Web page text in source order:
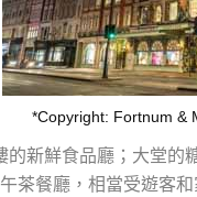
*Copyright: Fortnum &
新鮮食品廳；大堂
茶餐廳，相當受遊客